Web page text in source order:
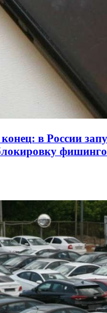
компании
на 3,6 млн
в России